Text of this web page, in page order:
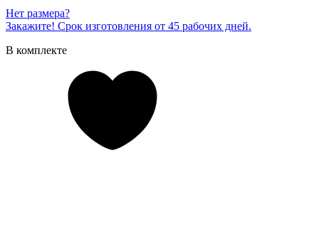
Нет размера?
Закажите! Срок изготовления от 45 рабочих дней.
В комплекте